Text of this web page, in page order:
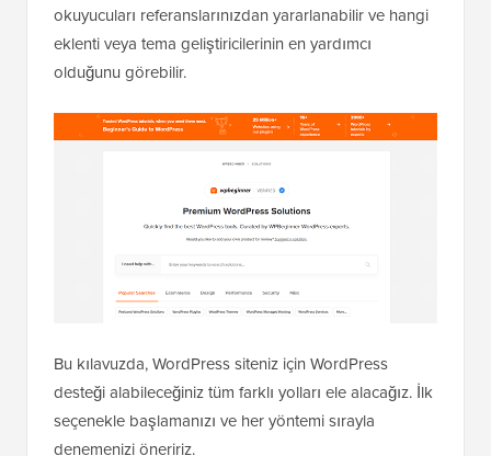
okuyucuları referanslarınızdan yararlanabilir ve hangi
eklenti veya tema geliştiricilerinin en yardımcı
olduğunu görebilir.
Bu kılavuzda, WordPress siteniz için WordPress
desteği alabileceğiniz tüm farklı yolları ele alacağız. İlk
seçenekle başlamanızı ve her yöntemi sırayla
denemenizi öneririz.